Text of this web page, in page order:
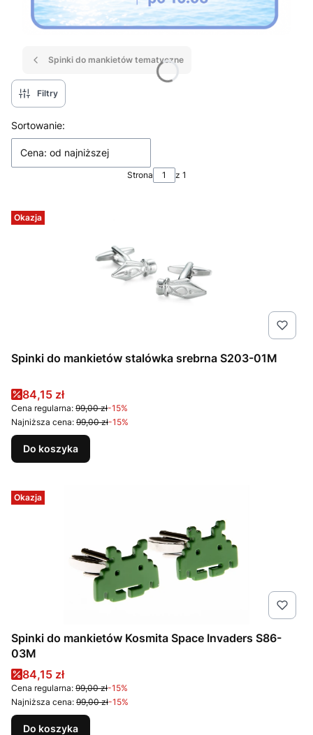
Spinki do mankietów tematyczne
Filtry
Lista produktów
Sortowanie:
Cena: od najniższej
Strona z 1
Okazja
Spinki do mankietów stalówka srebrna S203-01M
Cena promocyjna
84,15 zł
Cena regularna: 99,00 zł-15%
Najniższa cena: 99,00 zł-15%
Do koszyka
Okazja
Spinki do mankietów Kosmita Space Invaders S86-
03M
Cena promocyjna
84,15 zł
Cena regularna: 99,00 zł-15%
Najniższa cena: 99,00 zł-15%
Do koszyka